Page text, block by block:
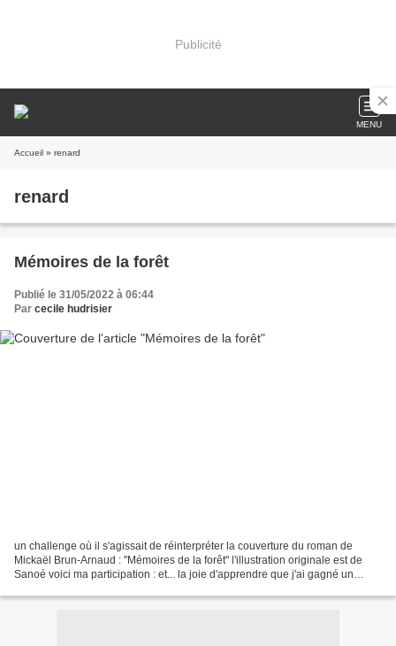
Publicité
MENU
Accueil » renard
renard
Mémoires de la forêt
Publié le 31/05/2022 à 06:44
Par cecile hudrisier
un challenge où il s'agissait de réinterpréter la couverture du roman de
Mickaël Brun-Arnaud : "Mémoires de la forêt" l'illustration originale est de
Sanoé voici ma participation : et... la joie d'apprendre que j'ai gagné un